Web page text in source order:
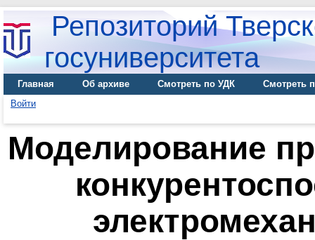
Репозиторий
госуниверситета
Главная Об архиве Смотреть по УДК
Смотреть
Войти
Моделирование